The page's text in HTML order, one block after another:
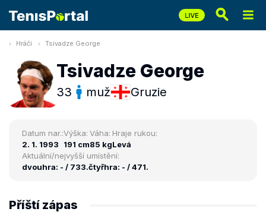
Hráči Tsivadze George
Tsivadze George
33 muž Gruzie
Datum nar.:
2. 1. 1993
Výška:
191 cm
Váha:
85 kg
Hraje rukou:
Levá
Aktuální/nejvyšší umístění:
dvouhra: - / 733.čtyřhra: - / 471.
Příští zápas